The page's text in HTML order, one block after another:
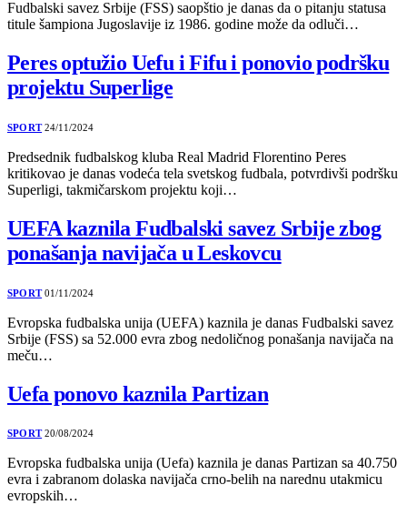
Fudbalski savez Srbije (FSS) saopštio je danas da o pitanju statusa
titule šampiona Jugoslavije iz 1986. godine može da odluči…
Peres optužio Uefu i Fifu i ponovio podršku
projektu Superlige
SPORT 24/11/2024
Predsednik fudbalskog kluba Real Madrid Florentino Peres
kritikovao je danas vodeća tela svetskog fudbala, potvrdivši podršku
Superligi, takmičarskom projektu koji…
UEFA kaznila Fudbalski savez Srbije zbog
ponašanja navijača u Leskovcu
SPORT 01/11/2024
Evropska fudbalska unija (UEFA) kaznila je danas Fudbalski savez
Srbije (FSS) sa 52.000 evra zbog nedoličnog ponašanja navijača na
meču…
Uefa ponovo kaznila Partizan
SPORT 20/08/2024
Evropska fudbalska unija (Uefa) kaznila je danas Partizan sa 40.750
evra i zabranom dolaska navijača crno-belih na narednu utakmicu
evropskih…